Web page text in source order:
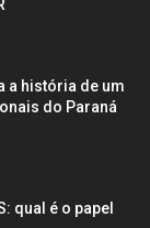
a história de um
do Paraná
qual é o papel